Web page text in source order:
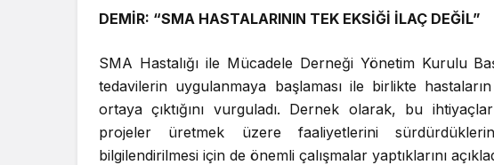
DEMİR: “SMA HASTALARININ TEK EKSİĞİ İLAÇ DEĞİL”
SMA Hastalığı ile Mücadele Derneği Yönetim Kurulu
tedavilerin uygulanmaya başlaması ile birlikte
ortaya çıktığını vurguladı. Dernek olarak, bu
projeler üretmek üzere faaliyetlerini
bilgilendirilmesi için de önemli çalışmalar yaptıklarını